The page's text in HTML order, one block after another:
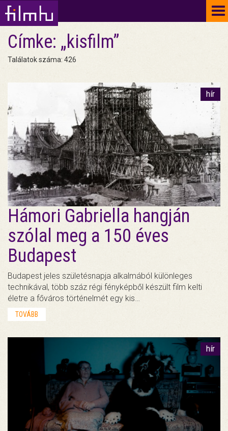
Címke: „kisfilm”
Találatok száma: 426
hír
Hámori Gabriella hangján
szólal meg a 150 éves
Budapest
Budapest jeles születésnapja alkalmából különleges
technikával, több száz régi fényképből készült film kelti
életre a főváros történelmét egy kis…
TOVÁBB
hír